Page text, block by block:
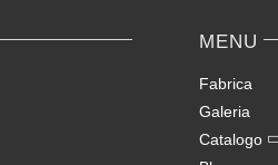
MENU
Fabrica
Galeria
Catalogo